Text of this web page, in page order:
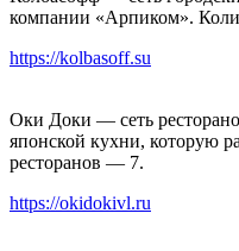
компании «Арпиком».
https://kolbasoff.su
Оки Доки — сеть
японской кухни, которую
ресторанов — 7.
https://okidokivl.ru